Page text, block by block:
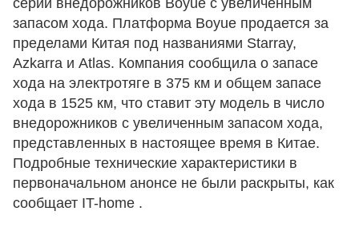
серии внедорожников Boyue с увеличенным
запасом хода. Платформа Boyue продается за
пределами Китая под названиями Starray,
Azkarra и Atlas. Компания сообщила о запасе
хода на электротяге в 375 км и общем запасе
хода в 1525 км, что ставит эту модель в число
внедорожников с увеличенным запасом хода,
представленных в настоящее время в Китае.
Подробные технические характеристики в
первоначальном анонсе не были раскрыты, как
сообщает IT-home .